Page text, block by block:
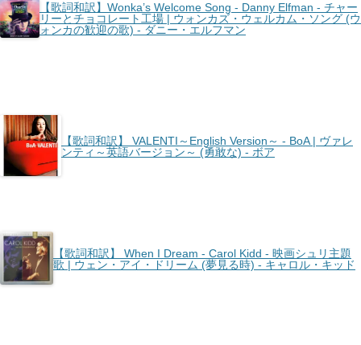
【歌詞和訳】Wonka’s Welcome Song - Danny Elfman - チャー
リーとチョコレート工場 | ウォンカズ・ウェルカム・ソング (ウ
ォンカの歓迎の歌) - ダニー・エルフマン
【歌詞和訳】 VALENTI～English Version～ - BoA | ヴァレ
ンティ～英語バージョン～ (勇敢な) - ボア
【歌詞和訳】 When I Dream - Carol Kidd - 映画シュリ主題
歌 | ウェン・アイ・ドリーム (夢見る時) - キャロル・キッド